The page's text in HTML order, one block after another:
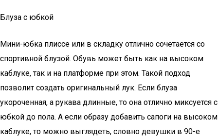
Блуза с юбкой
Мини-юбка плиссе или в складку отлично сочетается со
спортивной блузой. Обувь может быть как на высоком
каблуке, так и на платформе при этом. Такой подход
позволит создать оригинальный лук. Если блуза
укороченная, а рукава длинные, то она отлично миксуется с
юбкой до пола. А если образу добавить сапоги на высоком
каблуке, то можно выглядеть, словно девушки в 90-е